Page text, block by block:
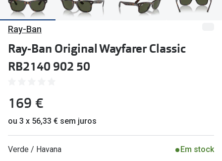
🔴Outlet
Categoria
Mulher
Homem
Acessórios
Marcas
Miopia/
Biofinity
Ray-Ban
Ray-Ban Original Wayfarer Classic
RB2140 902 50
169 €
ou 3 x 56,33 € sem juros
Verde / Havana Em stock